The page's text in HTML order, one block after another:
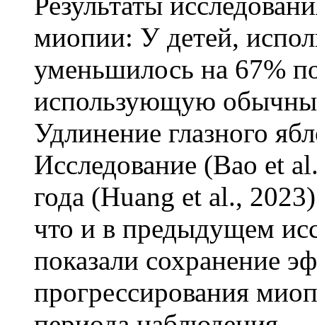
миопии: У детей,
уменьшилось на 67%
использующую
Удлинение глазного
Исследование (Bao et
года (Huang et al.,
что и в предыдущем
показали сохранение
прогрессирования